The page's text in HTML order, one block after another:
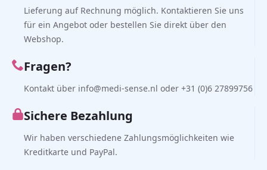
Lieferung auf Rechnung möglich. Kontaktieren Sie uns
für ein Angebot oder bestellen Sie direkt über den
Webshop.
Fragen?
Kontakt über info@medi-sense.nl oder +31 (0)6 27899756
Sichere Bezahlung
Wir haben verschiedene Zahlungsmöglichkeiten wie
Kreditkarte und PayPal.